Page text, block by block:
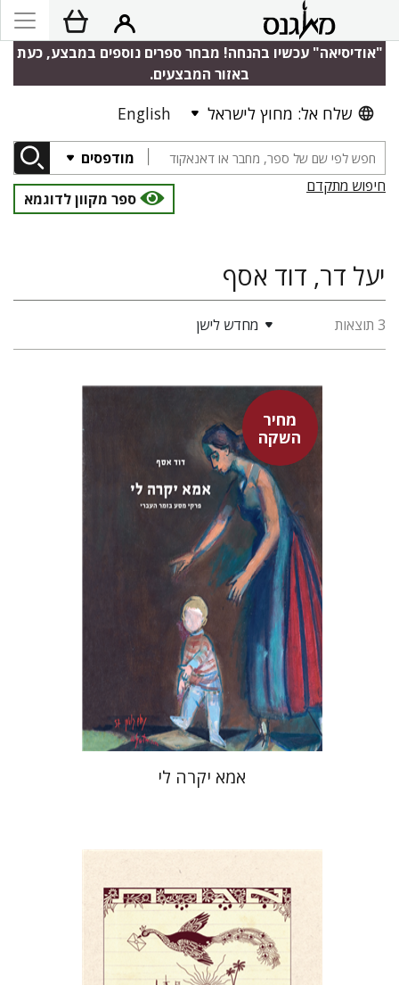
"אודיסיאה" עכשיו בהנחה! מבחר ספרים נוספים במבצע, כעת
באזור המבצעים.
שלח אל: מחוץ לישראל English
מודפסים
חיפוש מתקדם
ספר מקוון לדוגמא
יעל דר, דוד אסף
3 תוצאות מחדש לישן
מחיר
השקהדוד אסף
מחיר השקה
$53
$37
אמא יקרה לי
יעל דר דוד אסף